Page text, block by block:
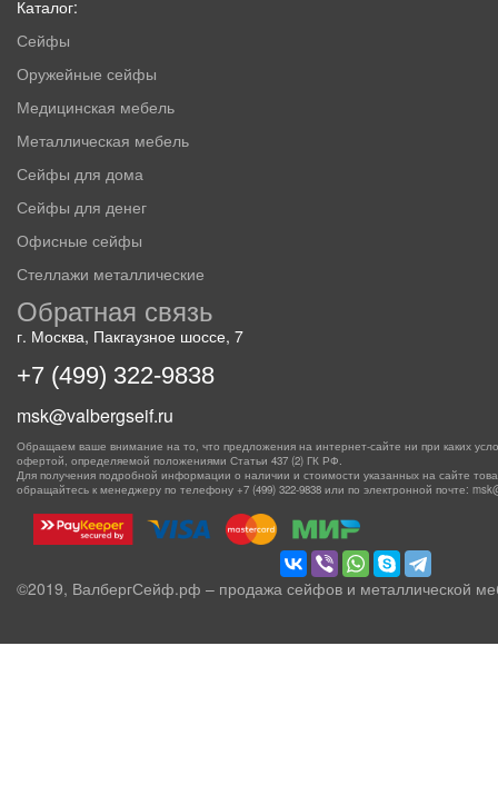
Каталог:
Сейфы
Оружейные сейфы
Медицинская мебель
Металлическая мебель
Сейфы для дома
Сейфы для денег
Офисные сейфы
Стеллажи металлические
Обратная связь
г. Москва, Пакгаузное шоссе, 7
+7 (499) 322-9838
msk@valbergseif.ru
Обращаем ваше внимание на то, что предложения на интернет-сайте ни при каких
офертой, определяемой положениями Статьи 437 (2) ГК РФ.
Для получения подробной информации о наличии и стоимости указанных на сайте
обращайтесь к менеджеру по телефону +7 (499) 322-9838 или по электронной почте:
©2019, ВалбергСейф.рф – продажа сейфов и металлической